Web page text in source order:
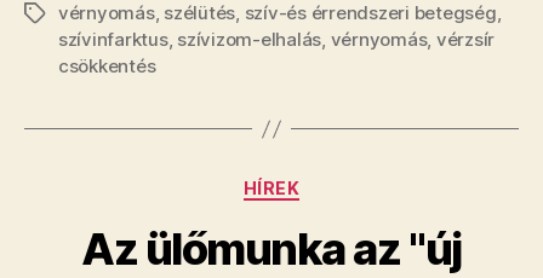
Címkékvérnyomás, szélütés, szív-és érrendszeri betegség,
szívinfarktus, szívizom-elhalás, vérnyomás, vérzsír
csökkentés
Kategóriák
HÍREK
Az ülőmunka az "új